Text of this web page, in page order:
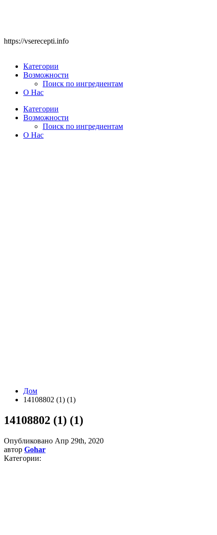
https://vserecepti.info
Категории
Возможности
Поиск по ингредиентам
О Нас
Категории
Возможности
Поиск по ингредиентам
О Нас
Дом
14108802 (1) (1)
14108802 (1) (1)
Опубликовано Апр 29th, 2020
автор Gohar
Категории: